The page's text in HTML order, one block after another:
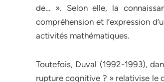
de… ». Selon elle, la
compréhension et l’expression
activités mathématiques.
Toutefois, Duval (1992-1993),
rupture cognitive ? » relativise le